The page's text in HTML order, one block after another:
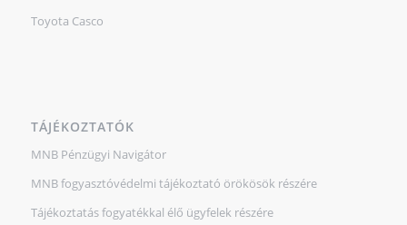
Toyota Casco
TÁJÉKOZTATÓK
MNB Pénzügyi Navigátor
MNB fogyasztóvédelmi tájékoztató örökösök részére
Tájékoztatás fogyatékkal élő ügyfelek részére